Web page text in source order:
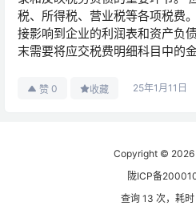
税、所得税、营业税等各项税费
接影响到企业的利润表和资产负
末需要将应交税费明细科目中的
赞 0 收藏 25年1月11日
个税多少钱以下免申报?
Copyright © 2026
陇ICP备
查询 13 次，耗